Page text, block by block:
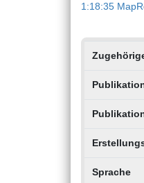
1:18:35
Sprache